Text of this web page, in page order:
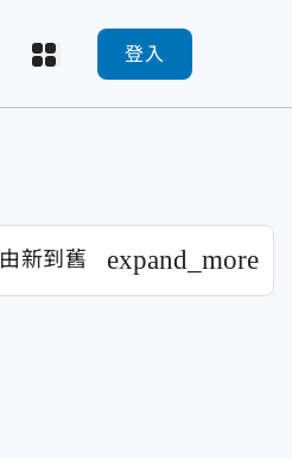
登入
由新到舊 expand_more